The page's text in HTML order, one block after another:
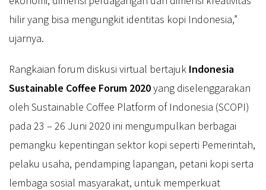
hilir yang bisa mengungkit identitas kopi Indonesia,”
ujarnya.
Rangkaian forum diskusi virtual bertajuk Indonesia
Sustainable Coffee Forum 2020yang diselenggarakan
oleh Sustainable Coffee Platform of Indonesia (SCOPI)
pada 23 – 26 Juni 2020 ini mengumpulkan berbagai
pemangku kepentingan sektor kopi seperti Pemerintah,
pelaku usaha, pendamping lapangan, petani kopi serta
lembaga sosial masyarakat, untuk memperkuat